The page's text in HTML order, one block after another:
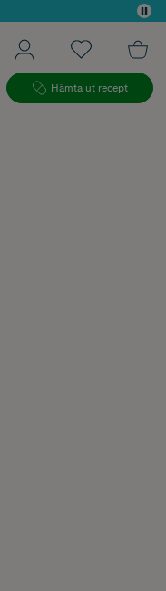
Hämta ut recept